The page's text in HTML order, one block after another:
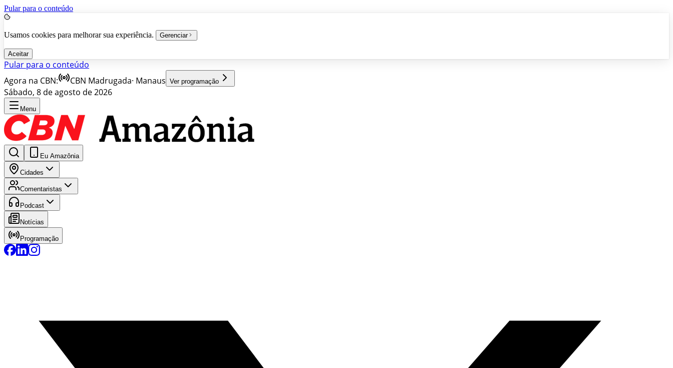
Pular para o conteúdo
Usamos cookies para melhorar sua experiência. Gerenciar
Aceitar
Pular para o conteúdo
Agora na CBN:
CBN Madrugada· Manaus Ver programação
Sábado, 8 de agosto de 2026
Menu
Eu Amazônia
Cidades
Comentaristas
Podcast
Notícias
Programação